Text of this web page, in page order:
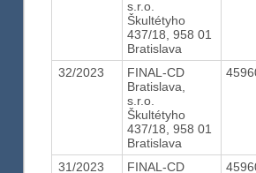
s.r.o.
Škultétyho
437/18, 958 01
Bratislava
32/2023
FINAL-CD
Bratislava,
s.r.o.
Škultétyho
437/18, 958 01
Bratislava
31/2023
FINAL-CD